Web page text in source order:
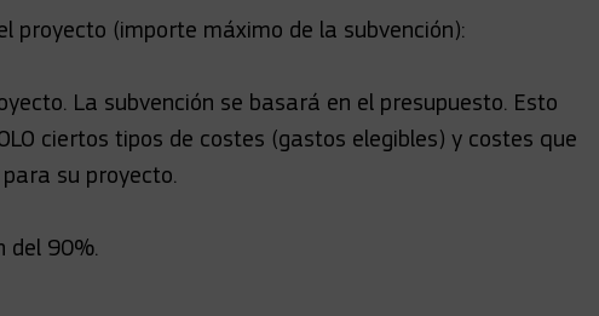
proyecto (importe máximo de la subvención):
La subvención se basará en el presupuesto. Esto
ciertos tipos de costes (gastos elegibles) y costes que
su proyecto.
del 90%.